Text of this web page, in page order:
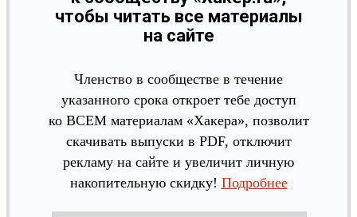
чтобы читать все материалы
на сайте
Членство в сообществе в течение
указанного срока откроет тебе доступ
ко ВСЕМ материалам «Хакера», позволит
скачивать выпуски в PDF, отключит
рекламу на сайте и увеличит личную
накопительную скидку! Подробнее